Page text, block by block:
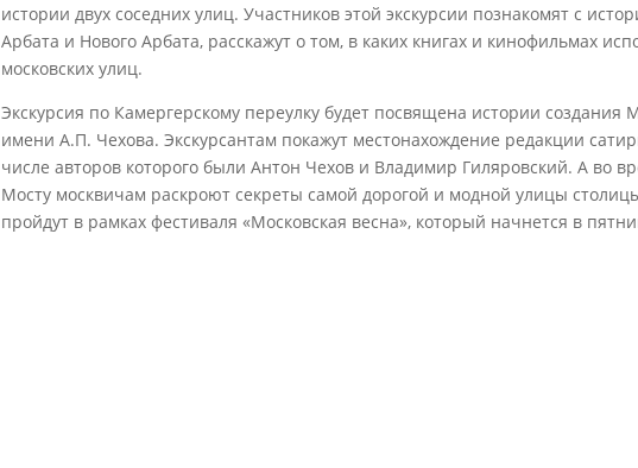
истории двух соседних улиц. Участников этой экскурсии познакомят с
Арбата и Нового Арбата, расскажут о том, в каких книгах и кинофильмах
московских улиц.
Экскурсия по Камергерскому переулку будет посвящена истории создания
имени А.П. Чехова. Экскурсантам покажут местонахождение редакции
числе авторов которого были Антон Чехов и Владимир Гиляровский. А во
Мосту москвичам раскроют секреты самой дорогой и модной улицы
пройдут в рамках фестиваля «Московская весна», который начнется в